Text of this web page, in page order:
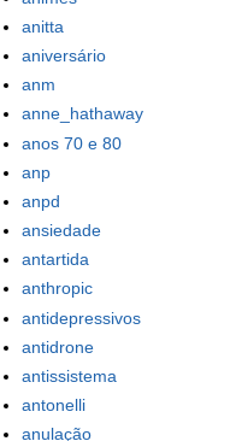
anitta
aniversário
anm
anne_hathaway
anos 70 e 80
anp
anpd
ansiedade
antartida
anthropic
antidepressivos
antidrone
antissistema
antonelli
anulação